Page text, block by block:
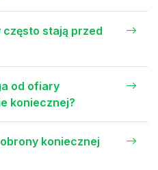
stają przed
od ofiary
koniecznej?
koniecznej